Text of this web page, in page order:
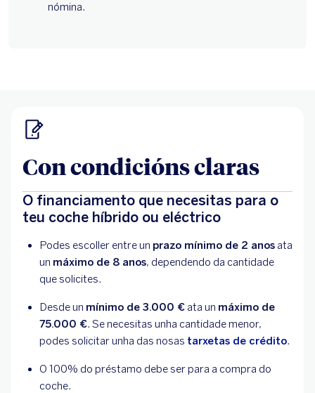
Con condicións claras
O financiamento que necesitas para o
teu coche híbrido ou eléctrico
Podes escoller entre un prazo mínimo de 2 anos ata
un máximo de 8 anos, dependendo da cantidade
que solicites.
Desde un mínimo de 3.000 € ata un máximo de
75.000 €. Se necesitas unha cantidade menor,
podes solicitar unha das nosas tarxetas de crédito.
O 100% do préstamo debe ser para a compra do
coche.